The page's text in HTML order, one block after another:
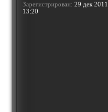
Зарегистрирован: 29 дек 2011,
13:20